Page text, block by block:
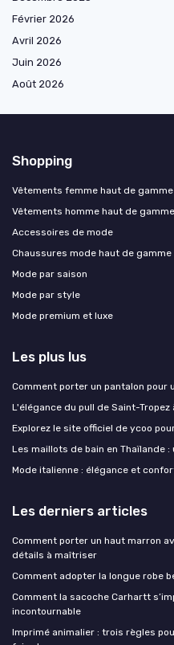
Février 2026
Avril 2026
Juin 2026
Août 2026
Shopping
Vêtements femme haut de gamme
Vêtements homme haut de gamme
Accessoires de mode
Chaussures mode haut de gamme
Mode par saison
Mode par style
Mode premium et luxe
Les plus lus
Comment porter un pantalon pour
L'élégance du pull de Saint-Tropez
Explorez le site officiel de ycoo
Les maillots de bain en Thaïlande
Mode italienne : élégance et
Les derniers articles
Comment porter un haut marron
détails à maîtriser
Comment adopter la longue robe
Comment la sacoche Carhartt
incontournable
Imprimé animalier : trois règles